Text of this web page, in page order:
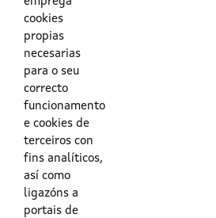
cookies
propias
necesarias
para o seu
correcto
funcionamento
e cookies de
terceiros con
fins analíticos,
así como
ligazóns a
portais de